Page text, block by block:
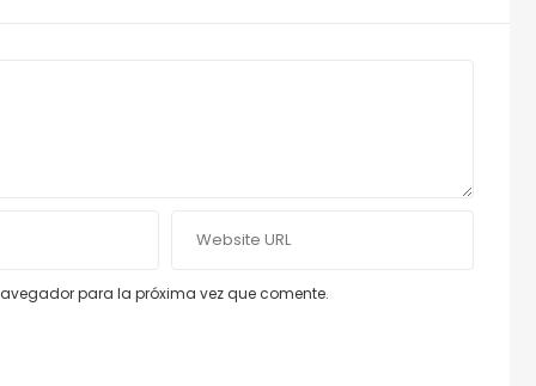
para la próxima vez que comente.